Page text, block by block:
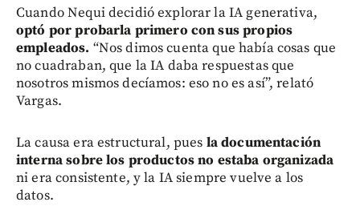
Cuando Nequi decidió explorar la IA generativa,
optó por probarla primero con sus propios
empleados. “Nos dimos cuenta que había cosas que
no cuadraban, que la IA daba respuestas que
nosotros mismos decíamos: eso no es así”, relató
Vargas.
La causa era estructural, pues la documentación
interna sobre los productos no estaba organizada
ni era consistente, y la IA siempre vuelve a los
datos.